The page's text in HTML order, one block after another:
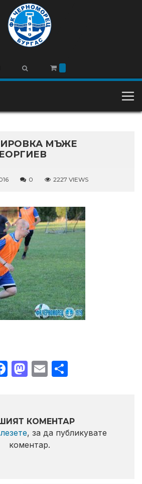
МЪЖЕ
0 2227 VIEWS
Facebook
Mastodon
Email
КОМЕНТАР
, за да публикувате
коментар.